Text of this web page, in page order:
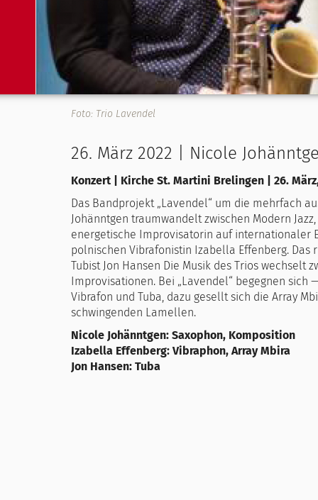
Foto: Trio Lavendel
26. März 2022 | Nicole
Konzert | Kirche St. Martini Brelingen | 26.
Das Bandprojekt „Lavendel“ um die mehrfach
Johänntgen traumwandelt zwischen Modern
energetische Improvisatorin auf internationaler
polnischen Vibrafonistin Izabella Effenberg.
Tubist Jon Hansen Die Musik des Trios
Improvisationen. Bei „Lavendel“ begegnen
Vibrafon und Tuba, dazu gesellt sich die Array
schwingenden Lamellen.
Nicole Johänntgen: Saxophon, Komposition
Izabella Effenberg: Vibraphon, Array Mbira
Jon Hansen: Tuba